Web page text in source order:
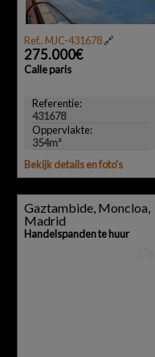
Ref.. MJC-431678🔗
275.000€
Calle paris
Referentie:
431678
Oppervlakte:
354m²
Bekijk details en foto's
Gaztambide, Moncloa,
Madrid
Handelspanden te huur